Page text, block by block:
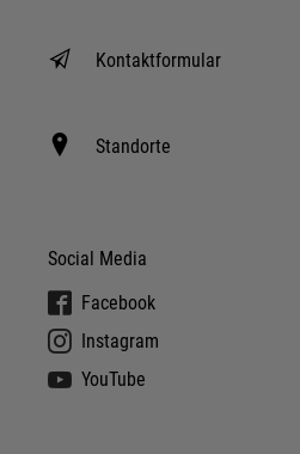
Kontaktformular
Standorte
Social Media
Facebook
Instagram
YouTube